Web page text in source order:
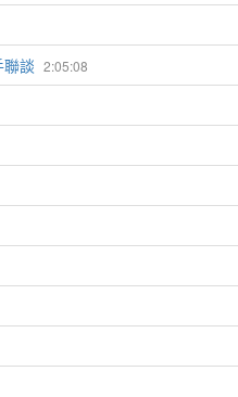
2:05:08
談